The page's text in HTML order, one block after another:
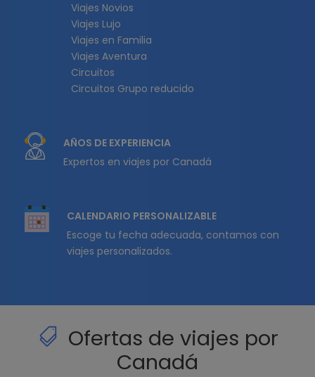
Viajes Novios
Viajes Lujo
Viajes en Familia
Viajes Aventura
Circuitos
Circuitos Grupo reducido
AÑOS DE EXPERIENCIA
Expertos en viajes por Canadá
CALENDARIO PERSONALIZABLE
Escoge tu fecha adecuada, contamos con
viajes personalizados.
Ofertas de viajes por
Canadá